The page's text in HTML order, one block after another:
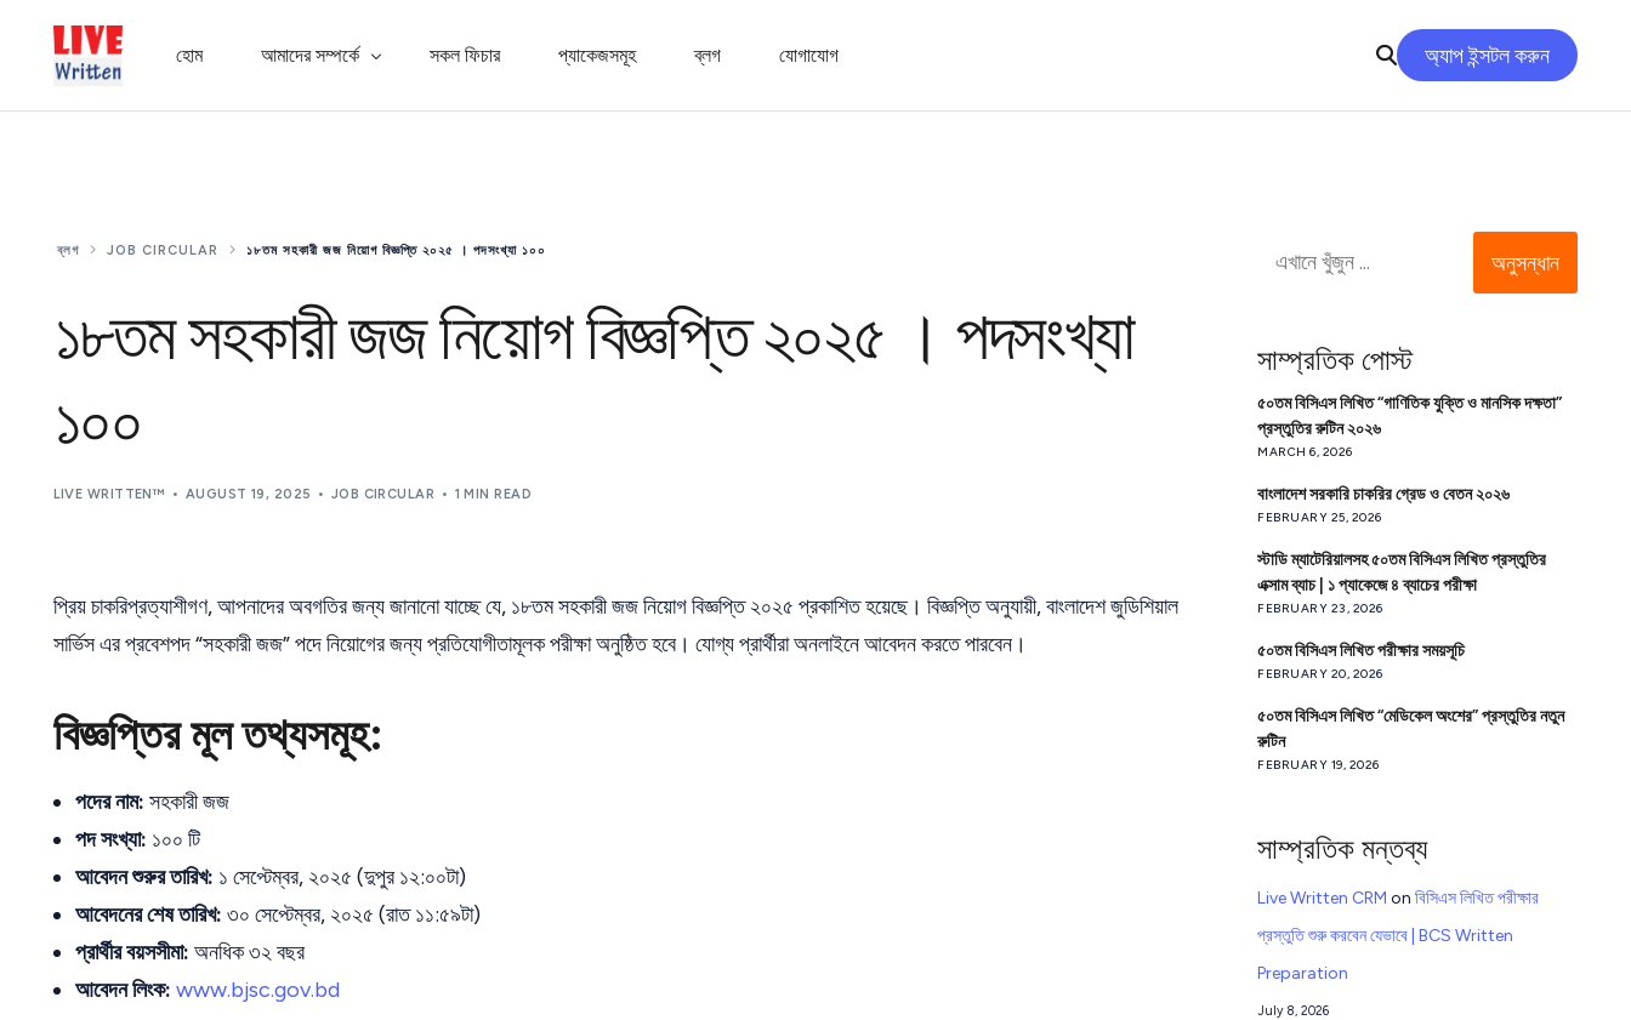
হোম আমাদের সম্পর্কে সকল ফিচার প্যাকেজসমূহ ব্লগ যোগাযোগ অ্যাপ ইন্সটল করুন
ব্লগ JOB CIRCULAR ১৮তম সহকারী জজ নিয়োগ বিজ্ঞপ্তি ২০২৫ । পদসংখ্যা ১০০
১৮তম সহকারী জজ নিয়োগ বিজ্ঞপ্তি ২০২৫ । পদসংখ্যা
১০০
LIVE WRITTEN™ AUGUST 19, 2025 JOB CIRCULAR 1 MIN READ
প্রিয় চাকরিপ্রত্যাশীগণ, আপনাদের অবগতির জন্য জানানো যাচ্ছে যে, ১৮তম সহকারী জজ নিয়োগ বিজ্ঞপ্তি ২০২৫ প্রকাশিত হয়েছে। বিজ্ঞপ্তি অনুযায়ী, বাংলাদেশ জুডিশিয়াল
সার্ভিস এর প্রবেশপদ “সহকারী জজ” পদে নিয়োগের জন্য প্রতিযোগীতামূলক পরীক্ষা অনুষ্ঠিত হবে। যোগ্য প্রার্থীরা অনলাইনে আবেদন করতে পারবেন।
বিজ্ঞপ্তির মূল তথ্যসমূহ:
পদের নাম: সহকারী জজ
পদ সংখ্যা: ১০০ টি
আবেদন শুরুর তারিখ: ১ সেপ্টেম্বর, ২০২৫ (দুপুর ১২:০০টা)
আবেদনের শেষ তারিখ: ৩০ সেপ্টেম্বর, ২০২৫ (রাত ১১:৫৯টা)
প্রার্থীর বয়সসীমা: অনধিক ৩২ বছর
আবেদন লিংক: www.bjsc.gov.bd
অনুসন্ধান
সাম্প্রতিক পোস্ট
৫০তম বিসিএস লিখিত “গাণিতিক যুক্তি ও মানসিক দক্ষতা”
প্রস্তুতির রুটিন ২০২৬
MARCH 6, 2026
বাংলাদেশ সরকারি চাকরির গ্রেড ও বেতন ২০২৬
FEBRUARY 25, 2026
স্টাডি ম্যাটেরিয়ালসহ ৫০তম বিসিএস লিখিত প্রস্তুতির
এক্সাম ব্যাচ | ১ প্যাকেজে ৪ ব্যাচের পরীক্ষা
FEBRUARY 23, 2026
৫০তম বিসিএস লিখিত পরীক্ষার সময়সূচি
FEBRUARY 20, 2026
৫০তম বিসিএস লিখিত “মেডিকেল অংশের” প্রস্তুতির নতুন
রুটিন
FEBRUARY 19, 2026
সাম্প্রতিক মন্তব্য
Live Written CRM onবিসিএস লিখিত পরীক্ষার
প্রস্তুতি শুরু করবেন যেভাবে | BCS Written
Preparation
July 8, 2026